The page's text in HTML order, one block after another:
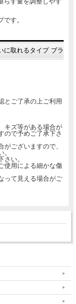
す。
に取れるタイプ ブラ
とご了承の上ご利用
キズ等がある場合が
ので予めご了承下さ
ございますので、
い。
使用による細かな傷
って見える場合がご